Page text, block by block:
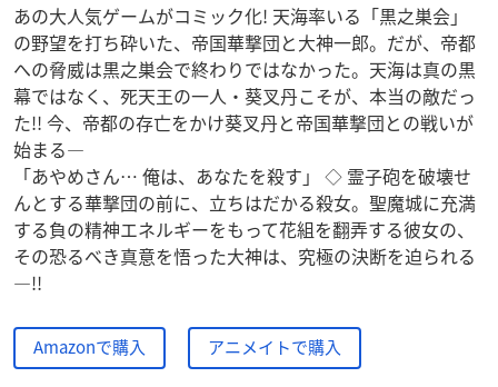
あの大人気ゲームがコミック化! 天海率いる「黒之巣会」
の野望を打ち砕いた、帝国華撃団と大神一郎。だが、帝都
への脅威は黒之巣会で終わりではなかった。天海は真の黒
幕ではなく、死天王の一人・葵叉丹こそが、本当の敵だっ
た!! 今、帝都の存亡をかけ葵叉丹と帝国華撃団との戦いが
始まる—
「あやめさん… 俺は、あなたを殺す」 ◇ 霊子砲を破壊せ
んとする華撃団の前に、立ちはだかる殺女。聖魔城に充満
する負の精神エネルギーをもって花組を翻弄する彼女の、
その恐るべき真意を悟った大神は、究極の決断を迫られる
—!!
Amazonで購入 アニメイトで購入